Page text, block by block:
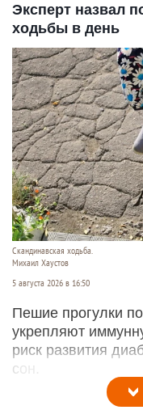
Эксперт назвал
ходьбы в день
Скандинавская ходьба.
Михаил Хаустов
5 августа 2026 в 16:50
Пешие прогулки
укрепляют
риск развития
сон.